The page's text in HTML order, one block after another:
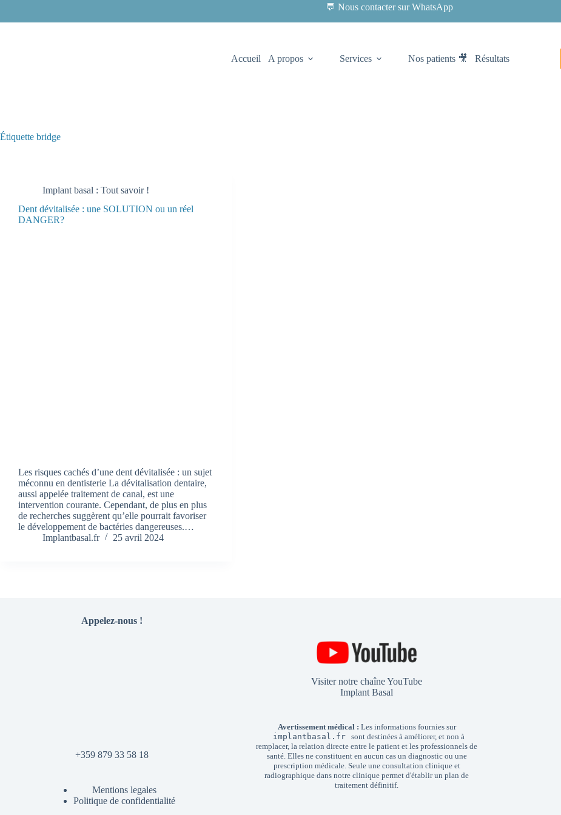
💬 Nous contacter sur WhatsApp
Accueil A propos Services Nos patients 🎥 Résultats
Étiquette bridge
Implant basal : Tout savoir !
Dent dévitalisée : une SOLUTION ou un réel
DANGER?
Les risques cachés d’une dent dévitalisée : un sujet
méconnu en dentisterie La dévitalisation dentaire,
aussi appelée traitement de canal, est une
intervention courante. Cependant, de plus en plus
de recherches suggèrent qu’elle pourrait favoriser
le développement de bactéries dangereuses.…
Implantbasal.fr
25 avril 2024
Appelez-nous !
+359 879 33 58 18
Mentions legales
Politique de confidentialité
Visiter notre chaîne YouTube
Implant Basal
Avertissement médical : Les informations fournies sur
implantbasal.fr
sont destinées à améliorer, et non à
remplacer, la relation directe entre le patient et les professionnels de
santé. Elles ne constituent en aucun cas un diagnostic ou une
prescription médicale. Seule une consultation clinique et
radiographique dans notre clinique permet d'établir un plan de
traitement définitif.